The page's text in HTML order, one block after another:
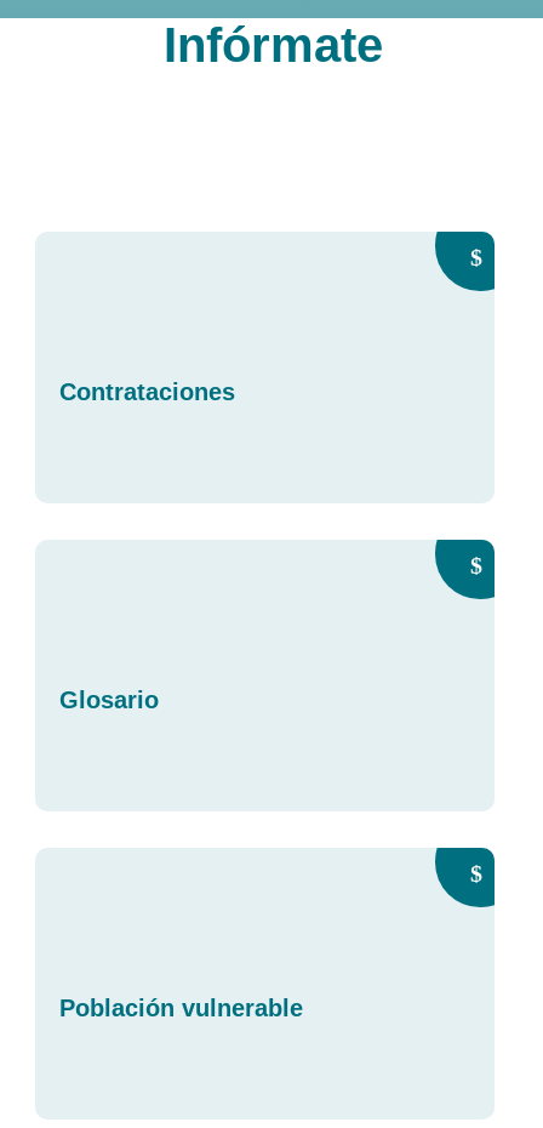
Infórmate
Contrataciones
Glosario
Población vulnerable